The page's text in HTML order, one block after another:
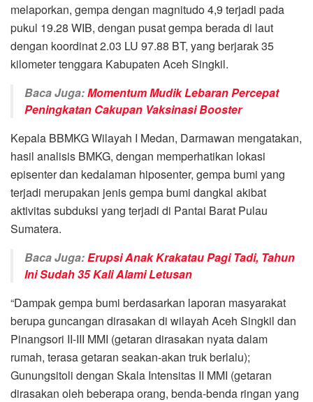
melaporkan, gempa dengan magnitudo 4,9 terjadi pada
pukul 19.28 WIB, dengan pusat gempa berada di laut
dengan koordinat 2.03 LU 97.88 BT, yang berjarak 35
kilometer tenggara Kabupaten Aceh Singkil.
Baca Juga:Momentum Mudik Lebaran Percepat
Peningkatan Cakupan Vaksinasi Booster
Kepala BBMKG Wilayah I Medan, Darmawan mengatakan,
hasil analisis BMKG, dengan memperhatikan lokasi
episenter dan kedalaman hiposenter, gempa bumi yang
terjadi merupakan jenis gempa bumi dangkal akibat
aktivitas subduksi yang terjadi di Pantai Barat Pulau
Sumatera.
Baca Juga:Erupsi Anak Krakatau Pagi Tadi, Tahun
Ini Sudah 35 Kali Alami Letusan
“Dampak gempa bumi berdasarkan laporan masyarakat
berupa guncangan dirasakan di wilayah Aceh Singkil dan
Pinangsori II-III MMI (getaran dirasakan nyata dalam
rumah, terasa getaran seakan-akan truk berlalu);
Gunungsitoli dengan Skala Intensitas II MMI (getaran
dirasakan oleh beberapa orang, benda-benda ringan yang